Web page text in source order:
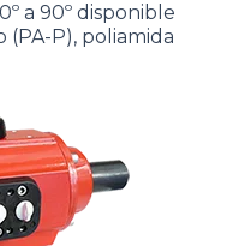
a 90º disponible
P), poliamida